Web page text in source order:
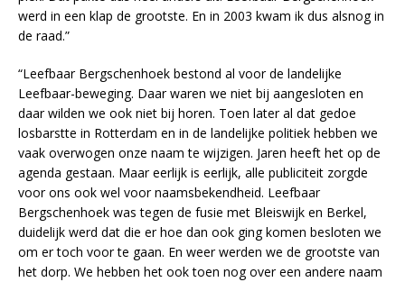
werd in een klap de grootste. En in 2003 kwam ik dus alsnog in
de raad.”
“Leefbaar Bergschenhoek bestond al voor de landelijke
Leefbaar-beweging. Daar waren we niet bij aangesloten en
daar wilden we ook niet bij horen. Toen later al dat gedoe
losbarstte in Rotterdam en in de landelijke politiek hebben we
vaak overwogen onze naam te wijzigen. Jaren heeft het op de
agenda gestaan. Maar eerlijk is eerlijk, alle publiciteit zorgde
voor ons ook wel voor naamsbekendheid. Leefbaar
Bergschenhoek was tegen de fusie met Bleiswijk en Berkel,
duidelijk werd dat die er hoe dan ook ging komen besloten we
om er toch voor te gaan. En weer werden we de grootste van
het dorp. We hebben het ook toen nog over een andere naam